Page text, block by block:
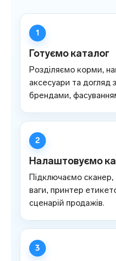
Готуємо каталог
Розділяємо корми,
аксесуари та догляд
брендами,
Налаштовуємо
Підключаємо сканер,
ваги, принтер
сценарій продажів.